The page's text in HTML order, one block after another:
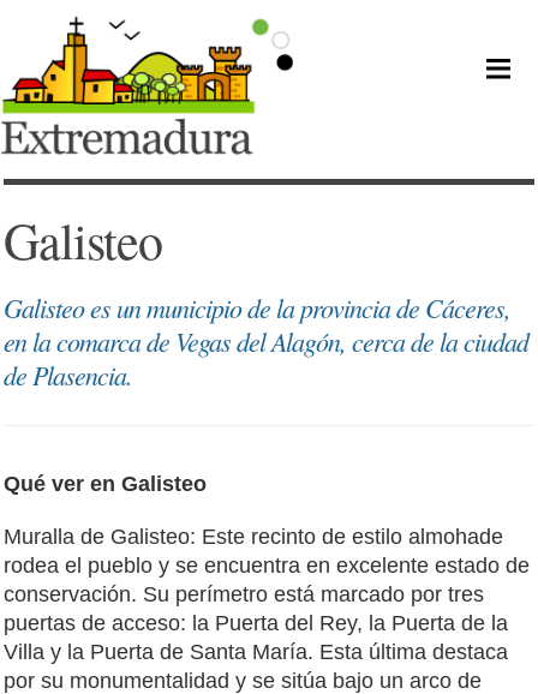
Galisteo
Galisteo es un municipio de la provincia de Cáceres,
en la comarca de Vegas del Alagón, cerca de la ciudad
de Plasencia.
Qué ver en Galisteo
Muralla de Galisteo: Este recinto de estilo almohade
rodea el pueblo y se encuentra en excelente estado de
conservación. Su perímetro está marcado por tres
puertas de acceso: la Puerta del Rey, la Puerta de la
Villa y la Puerta de Santa María. Esta última destaca
por su monumentalidad y se sitúa bajo un arco de